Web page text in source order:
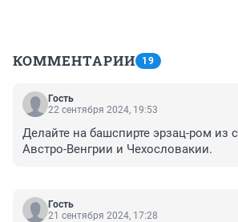
КОММЕНТАРИИ 19
Гость
22 сентября 2024, 19:53
Делайте на башспирте эрзац-ром из
Австро-Венгрии и Чехословакии.
Гость
21 сентября 2024, 17:28